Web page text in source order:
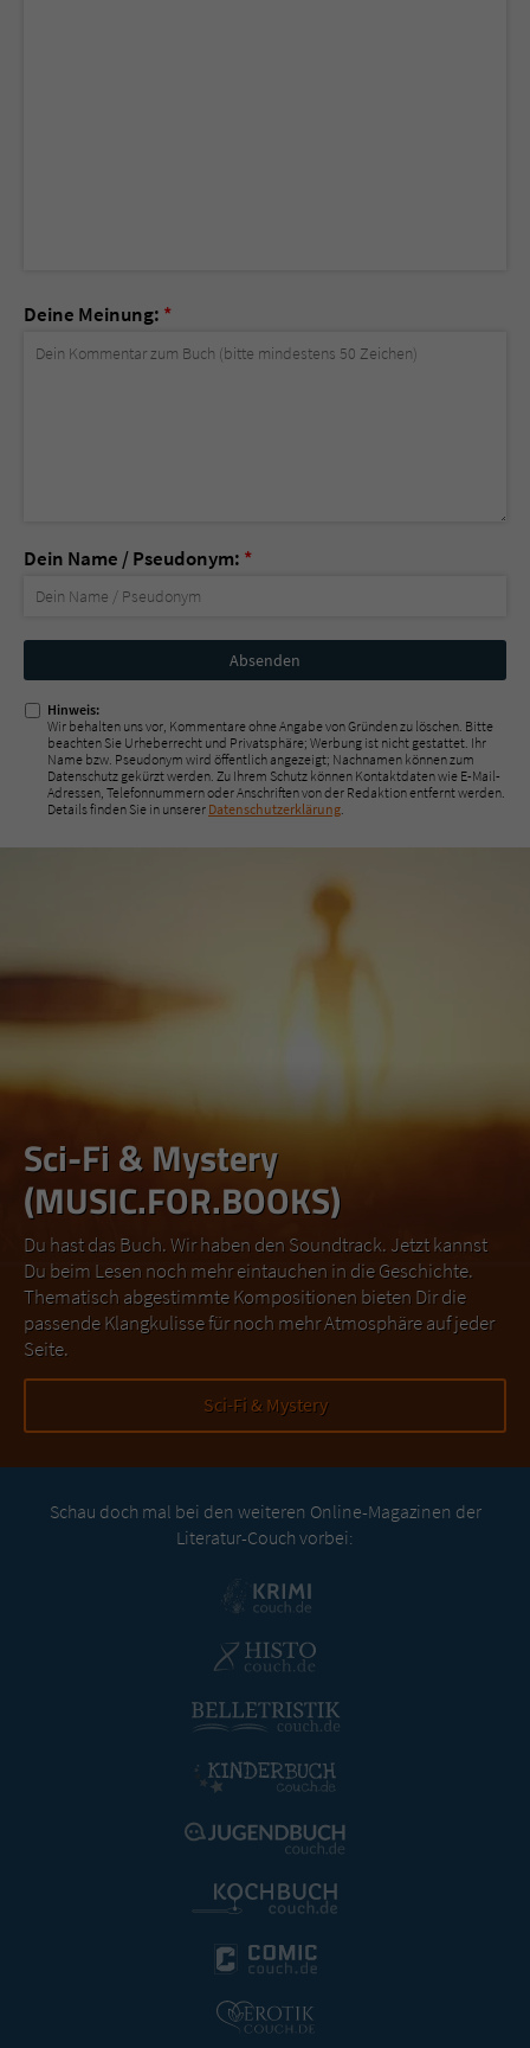
Deine Meinung: *
Dein Name / Pseudonym: *
Nicht
ausfüllen!
Hinweis:
Wir behalten uns vor, Kommentare ohne Angabe von Gründen zu löschen. Bitte
beachten Sie Urheberrecht und Privatsphäre; Werbung ist nicht gestattet. Ihr
Name bzw. Pseudonym wird öffentlich angezeigt; Nachnamen können zum
Datenschutz gekürzt werden. Zu Ihrem Schutz können Kontaktdaten wie E-Mail-
Adressen, Telefonnummern oder Anschriften von der Redaktion entfernt werden.
Details finden Sie in unserer Datenschutzerklärung.
Sci-Fi & Mystery
(MUSIC.FOR.BOOKS)
Du hast das Buch. Wir haben den Soundtrack. Jetzt kannst
Du beim Lesen noch mehr eintauchen in die Geschichte.
Thematisch abgestimmte Kompositionen bieten Dir die
passende Klangkulisse für noch mehr Atmosphäre auf jeder
Seite.
Sci-Fi & Mystery
Schau doch mal bei den weiteren Online-Magazinen der
Literatur-Couch vorbei: